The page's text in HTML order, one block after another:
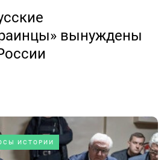
вынуждены
ИСТОРИИ